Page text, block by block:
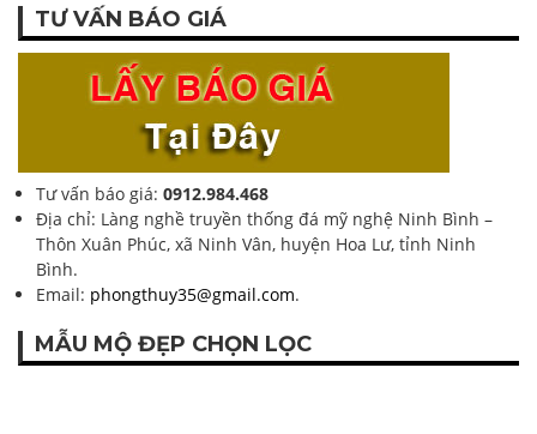
TƯ VẤN BÁO GIÁ
Tư vấn báo giá: 0912.984.468
Địa chỉ: Làng nghề truyền thống đá mỹ nghệ Ninh Bình –
Thôn Xuân Phúc, xã Ninh Vân, huyện Hoa Lư, tỉnh Ninh
Bình.
Email: phongthuy35@gmail.com.
MẪU MỘ ĐẸP CHỌN LỌC